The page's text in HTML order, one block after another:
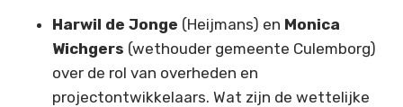
Harwil de Jonge (Heijmans) en Monica
Wichgers (wethouder gemeente Culemborg)
over de rol van overheden en
projectontwikkelaars. Wat zijn de wettelijke